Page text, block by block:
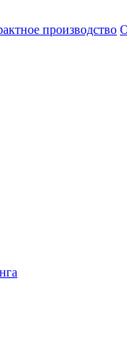
производство